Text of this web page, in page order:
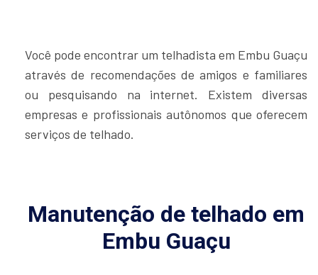
Você pode encontrar um telhadista em Embu Guaçu
através de recomendações de amigos e familiares
ou pesquisando na internet. Existem diversas
empresas e profissionais autônomos que oferecem
serviços de telhado.
Manutenção de telhado em
Embu Guaçu